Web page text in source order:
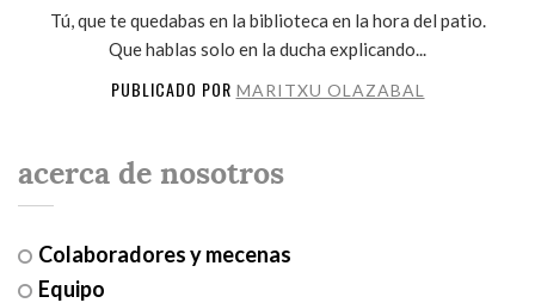
Tú, que te quedabas en la biblioteca en la hora del patio.
Que hablas solo en la ducha explicando...
PUBLICADO POR MARITXU OLAZABAL
acerca de nosotros
Colaboradores y mecenas
Equipo